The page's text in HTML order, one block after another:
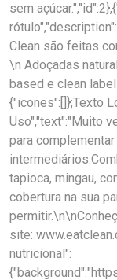
sem
Clean são feitas
\n Adoçadas
based e clean
{"icones":[]};Texto
Uso","text":"Muito
para
tapioca, mingau,
cobertura na sua
site:
nutricional":